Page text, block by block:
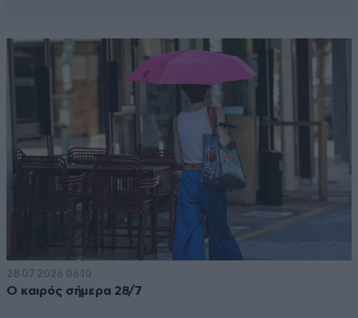
28·07·2026 06:10
Ο καιρός σήμερα 28/7